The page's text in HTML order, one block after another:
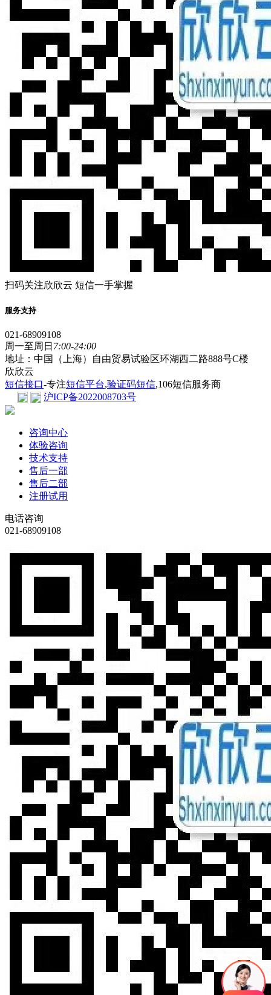
扫码关注欣欣云 短信一手掌握
服务支持
021-68909108
周一至周日 7:00-24:00
地址：中国（上海）自由贸易试验区环湖西二路888号C楼
欣欣云
短信接口-专注短信平台,验证码短信,106短信服务商
沪ICP备2022008703号
咨询中心
体验咨询
技术支持
售后一部
售后二部
注册试用
电话咨询
021-68909108